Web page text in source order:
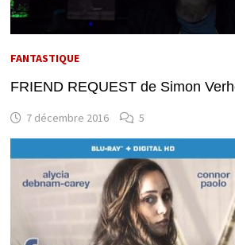
FANTASTIQUE
FRIEND REQUEST de Simon
7 décembre 2016 5